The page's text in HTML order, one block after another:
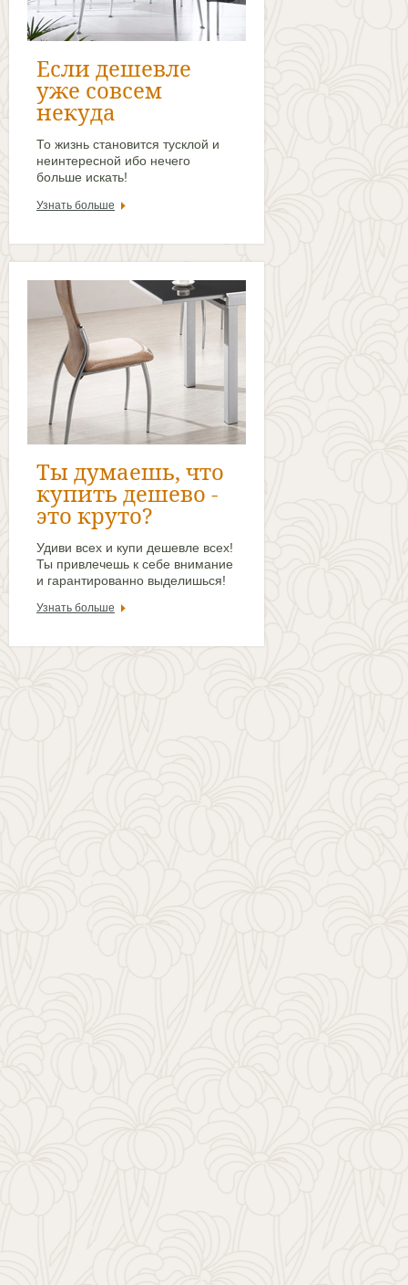
Если дешевле
уже совсем
некуда
То жизнь становится тусклой и
неинтересной ибо нечего
больше искать!
Узнать больше
Ты думаешь, что
купить дешево -
это круто?
Удиви всех и купи дешевле всех!
Ты привлечешь к себе внимание
и гарантированно выделишься!
Узнать больше